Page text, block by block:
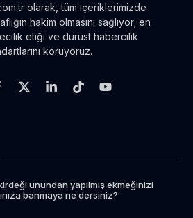
olarak, tüm içeriklerimizde
hakim olmasını sağlıyor; en
etiği ve dürüst habercilik
koruyoruz.
unundan yapılmış ekmeğinizi
banmaya ne dersiniz?